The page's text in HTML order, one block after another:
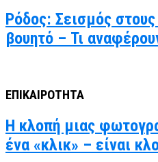
Ρόδος: Σεισμός
βουητό – Τι
ΕΠΙΚΑΙΡΟΤΗΤΑ
Η κλοπή μιας
ένα «κλικ» – είναι